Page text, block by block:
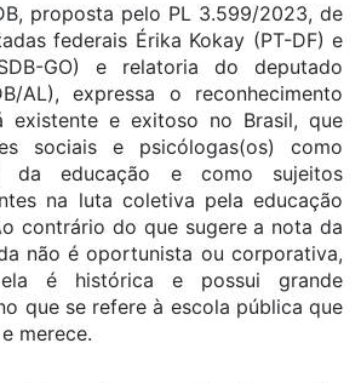
proposta pelo PL 3.599/2023, de
federais Érika Kokay (PT-DF) e
GO) e relatoria do deputado
AL), expressa o reconhecimento
existente e exitoso no Brasil, que
sociais e psicólogas(os) como
da educação e como sujeitos
na luta coletiva pela educação
contrário do que sugere a nota da
não é oportunista ou corporativa,
é histórica e possui grande
que se refere à escola pública que
merece.